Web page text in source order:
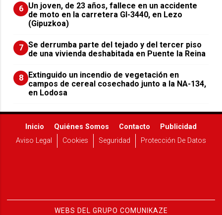
6 Un joven, de 23 años, fallece en un accidente
de moto en la carretera GI-3440, en Lezo
(Gipuzkoa)
7 Se derrumba parte del tejado y del tercer piso
de una vivienda deshabitada en Puente la Reina
8 Extinguido un incendio de vegetación en
campos de cereal cosechado junto a la NA-134,
en Lodosa
Inicio Quiénes Somos Contacto
Publicidad
Aviso Legal
Cookies Seguridad Protección De Datos
WEBS DEL GRUPO COMUNIKAZE